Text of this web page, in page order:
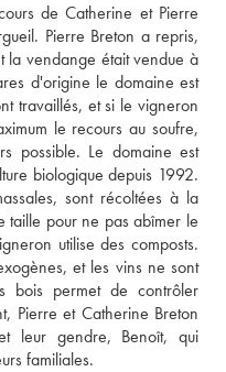
de Catherine et Pierre
Pierre Breton a repris,
la vendange était vendue à
d'origine le domaine est
travaillés, et si le vigneron
le recours au soufre,
possible. Le domaine est
biologique depuis 1992.
sont récoltées à la
taille pour ne pas abîmer le
utilise des composts.
et les vins ne sont
bois permet de contrôler
Pierre et Catherine Breton
leur gendre, Benoît, qui
familiales.